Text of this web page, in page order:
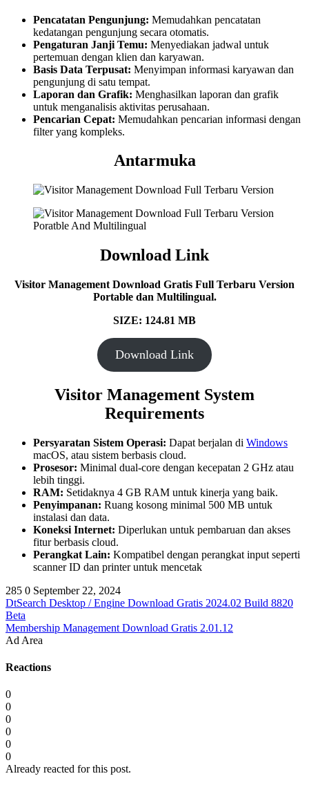
Pencatatan Pengunjung: Memudahkan pencatatan
kedatangan pengunjung secara otomatis.
Pengaturan Janji Temu: Menyediakan jadwal untuk
pertemuan dengan klien dan karyawan.
Basis Data Terpusat: Menyimpan informasi karyawan dan
pengunjung di satu tempat.
Laporan dan Grafik: Menghasilkan laporan dan grafik
untuk menganalisis aktivitas perusahaan.
Pencarian Cepat: Memudahkan pencarian informasi dengan
filter yang kompleks.
Antarmuka
Download Link
Visitor Management Download Gratis Full Terbaru Version
Portable dan Multilingual.
SIZE: 124.81 MB
Download Link
Visitor Management System
Requirements
Persyaratan Sistem Operasi: Dapat berjalan di Windows
macOS, atau sistem berbasis cloud.
Prosesor: Minimal dual-core dengan kecepatan 2 GHz atau
lebih tinggi.
RAM: Setidaknya 4 GB RAM untuk kinerja yang baik.
Penyimpanan: Ruang kosong minimal 500 MB untuk
instalasi dan data.
Koneksi Internet: Diperlukan untuk pembaruan dan akses
fitur berbasis cloud.
Perangkat Lain: Kompatibel dengan perangkat input seperti
scanner ID dan printer untuk mencetak
285 0 September 22, 2024
DtSearch Desktop / Engine Download Gratis 2024.02 Build 8820
Beta
Membership Management Download Gratis 2.01.12
Ad Area
Reactions
0
0
0
0
0
0
Already reacted for this post.